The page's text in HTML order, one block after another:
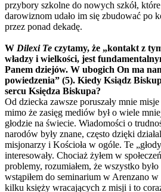
przybory szkolne do nowych szkół,
darowiznom udało im się zbudować po
przez ponad dekadę.
W Dilexi Te czytamy, że „kontakt z
władzy i wielkości, jest
Panem dziejów. W ubogich On ma
powiedzenia” (5). Kiedy Ksiądz
sercu Księdza Biskupa?
Od dziecka zawsze poruszały mnie
mimo że zasięg mediów był o wiele
głodzie na świecie. Wiadomości o
narodów były znane, często dzięki
misjonarzy i Kościoła w ogóle. Te
interesowały. Chociaż żyłem w
problemy, rozumiałem, że wszystko
wstąpiłem do seminarium w Arenzano
kilku księży wracających z misji i to